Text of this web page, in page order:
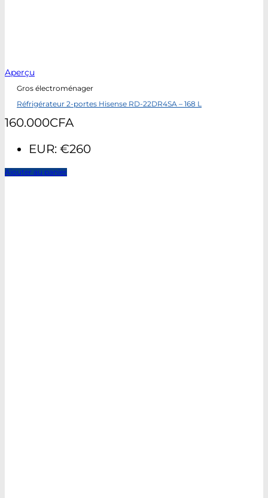
Aperçu
Gros électroménager
Réfrigérateur 2-portes Hisense RD-22DR4SA – 168 L
160.000CFA
EUR: €260
Ajouter au panier